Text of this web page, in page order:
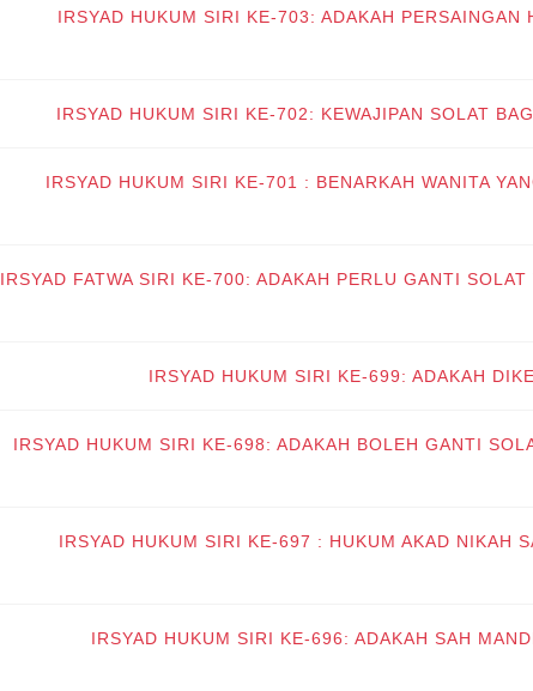
IRSYAD HUKUM SIRI KE-703: ADAKAH PERSAINGAN
IRSYAD HUKUM SIRI KE-702: KEWAJIPAN SOLAT
IRSYAD HUKUM SIRI KE-701 : BENARKAH WANITA
IRSYAD FATWA SIRI KE-700: ADAKAH PERLU GANTI
IRSYAD HUKUM SIRI KE-699: ADAKAH
IRSYAD HUKUM SIRI KE-698: ADAKAH BOLEH GANTI
IRSYAD HUKUM SIRI KE-697 : HUKUM AKAD NIKAH
IRSYAD HUKUM SIRI KE-696: ADAKAH SAH